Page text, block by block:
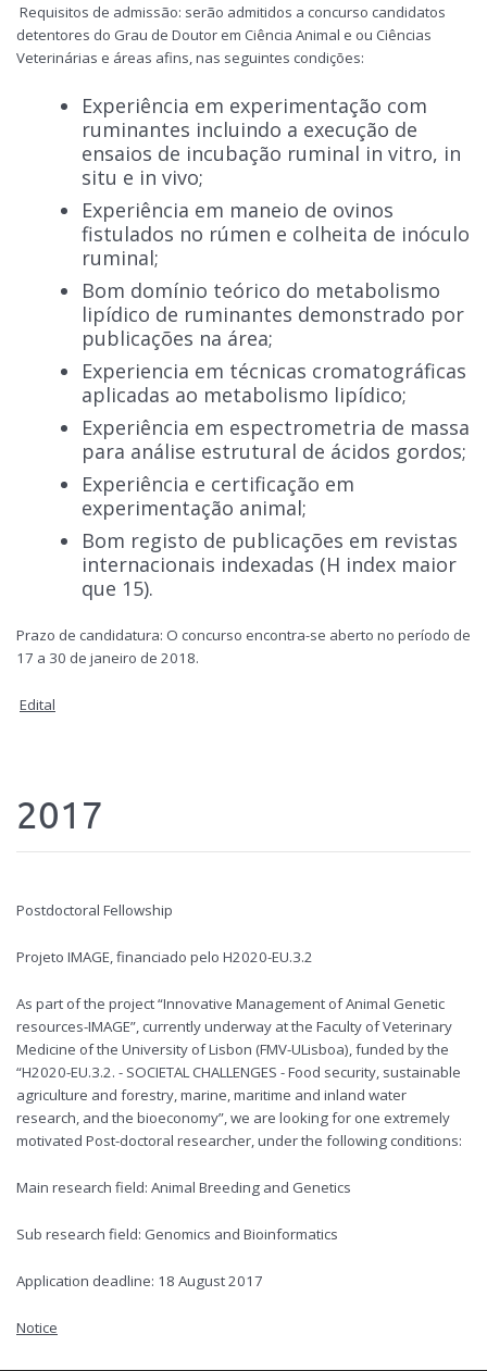
Requisitos de admissão: serão admitidos a concurso candidatos
detentores do Grau de Doutor em Ciência Animal e ou Ciências
Veterinárias e áreas afins, nas seguintes condições:
Experiência em experimentação com
ruminantes incluindo a execução de
ensaios de incubação ruminal in vitro, in
situ e in vivo;
Experiência em maneio de ovinos
fistulados no rúmen e colheita de inóculo
ruminal;
Bom domínio teórico do metabolismo
lipídico de ruminantes demonstrado por
publicações na área;
Experiencia em técnicas cromatográficas
aplicadas ao metabolismo lipídico;
Experiência em espectrometria de massa
para análise estrutural de ácidos gordos;
Experiência e certificação em
experimentação animal;
Bom registo de publicações em revistas
internacionais indexadas (H index maior
que 15).
Prazo de candidatura: O concurso encontra-se aberto no período de
17 a 30 de janeiro de 2018.
Edital
2017
Postdoctoral Fellowship
Projeto IMAGE, financiado pelo H2020-EU.3.2
As part of the project “Innovative Management of Animal Genetic
resources-IMAGE”, currently underway at the Faculty of Veterinary
Medicine of the University of Lisbon (FMV-ULisboa), funded by the
“H2020-EU.3.2. - SOCIETAL CHALLENGES - Food security, sustainable
agriculture and forestry, marine, maritime and inland water
research, and the bioeconomy”, we are looking for one extremely
motivated Post-doctoral researcher, under the following conditions:
Main research field: Animal Breeding and Genetics
Sub research field: Genomics and Bioinformatics
Application deadline: 18 August 2017
Notice